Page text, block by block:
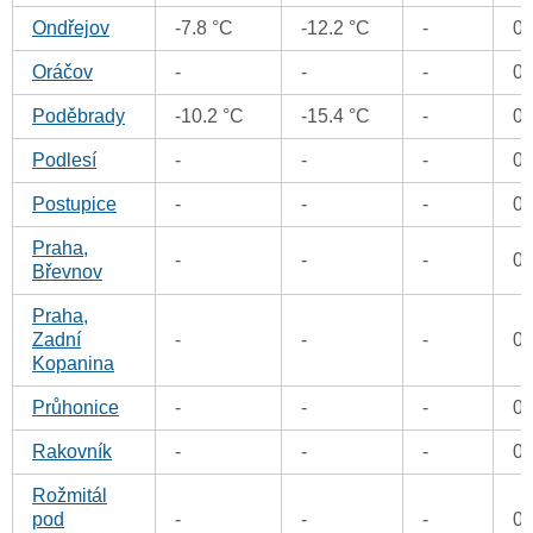
Ondřejov -7.8 °C -12.2 °C - 0
Oráčov - - - 0
Poděbrady -10.2 °C -15.4 °C - 0
Podlesí - - - 0
Postupice - - - 0
Praha,
Břevnov
- - - 0
Praha,
Zadní
Kopanina
- - - 0
Průhonice - - - 0
Rakovník - - - 0
Rožmitál
pod
- - - 0